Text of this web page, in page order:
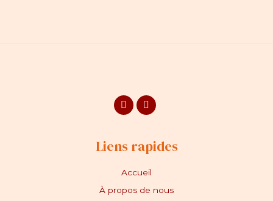
FacebookInstagram
Liens rapides
Accueil
À propos de nous